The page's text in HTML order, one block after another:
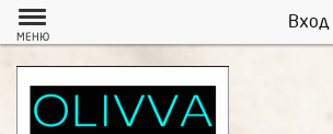
Вход
МЕНЮ